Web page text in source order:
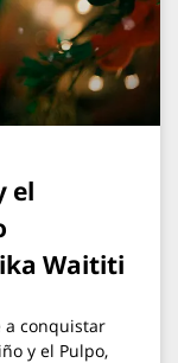
el
Waititi
a conquistar
y el Pulpo,